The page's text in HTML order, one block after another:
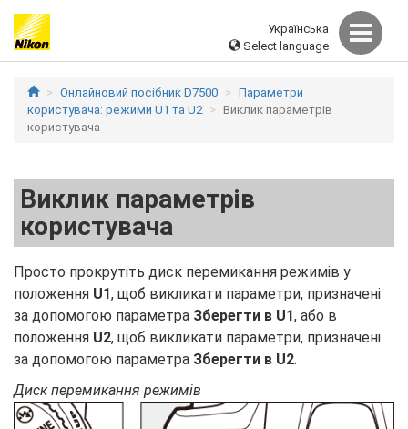
Українська
Select language
Онлайновий посібник D7500
Параметри
користувача: режими U1 та U2
Виклик параметрів
користувача
Виклик параметрів
користувача
Просто прокрутіть диск перемикання режимів у
положення U1, щоб викликати параметри, призначені
за допомогою параметра Зберегти в U1, або в
положення U2, щоб викликати параметри, призначені
за допомогою параметра Зберегти в U2.
Диск перемикання режимів